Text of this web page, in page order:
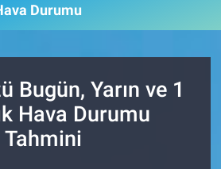
Durumu
Bugün, Yarın ve 1
Hava Durumu
Tahmini
Durumu ve Fikstür